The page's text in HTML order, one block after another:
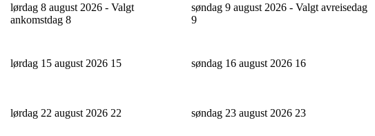
lørdag 8 august 2026 - Valgt
ankomstdag 8
søndag 9 august 2026 - Valgt avreisedag
9
lørdag 15 august 2026 15 søndag 16 august 2026 16
lørdag 22 august 2026 22 søndag 23 august 2026 23